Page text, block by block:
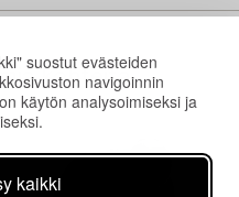
suostut evästeiden
navigoinnin
käytön analysoimiseksi ja
kaikki
kohteita